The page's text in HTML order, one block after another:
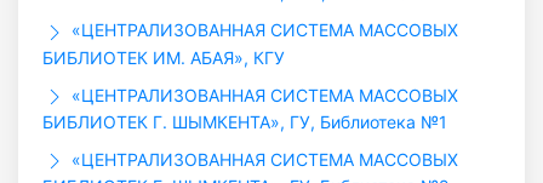
«ЦЕНТРАЛИЗОВАННАЯ СИСТЕМА МАССОВЫХ
БИБЛИОТЕК ИМ. АБАЯ», КГУ
«ЦЕНТРАЛИЗОВАННАЯ СИСТЕМА МАССОВЫХ
БИБЛИОТЕК Г. ШЫМКЕНТА», ГУ, Библиотека №1
«ЦЕНТРАЛИЗОВАННАЯ СИСТЕМА МАССОВЫХ